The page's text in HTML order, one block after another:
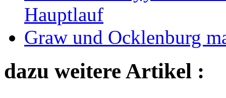
Hauptlauf
Graw und Ocklenburg
dazu weitere Artikel :